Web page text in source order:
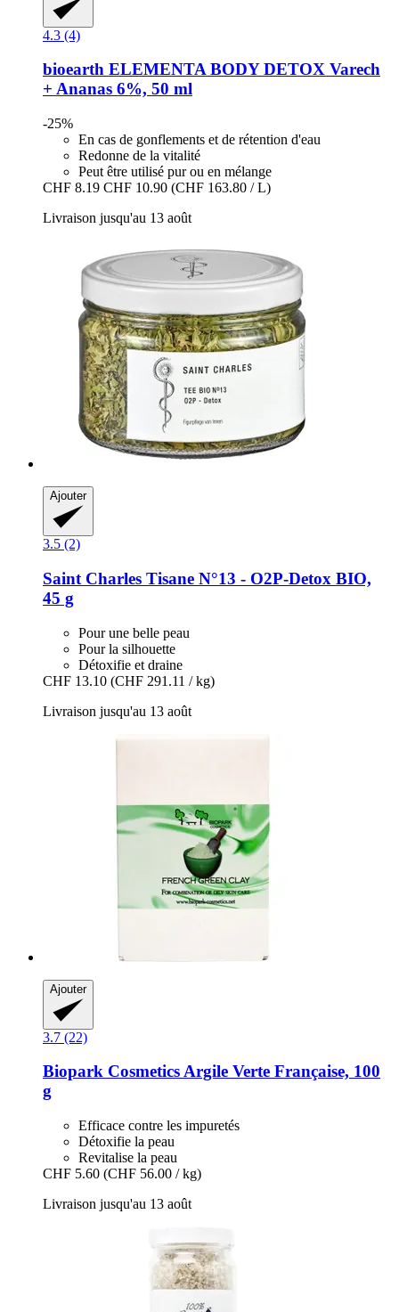
4.3 (4)
bioearth ELEMENTA BODY DETOX Varech
+ Ananas 6%, 50 ml
-25%
En cas de gonflements et de rétention d'eau
Redonne de la vitalité
Peut être utilisé pur ou en mélange
CHF 8.19 CHF 10.90 (CHF 163.80 / L)
Livraison jusqu'au 13 août
Ajouter
3.5 (2)
Saint Charles Tisane N°13 -​ O2P-​Detox BIO,
45 g
Pour une belle peau
Pour la silhouette
Détoxifie et draine
CHF 13.10 (CHF 291.11 / kg)
Livraison jusqu'au 13 août
Ajouter
3.7 (22)
Biopark CosmeticsArgile Verte Française, 100
g
Efficace contre les impuretés
Détoxifie la peau
Revitalise la peau
CHF 5.60 (CHF 56.00 / kg)
Livraison jusqu'au 13 août